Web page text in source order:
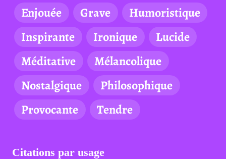
Enjouée
Grave
Humoristique
Inspirante
Ironique
Lucide
Méditative
Mélancolique
Nostalgique
Philosophique
Provocante
Tendre
Citations par usage